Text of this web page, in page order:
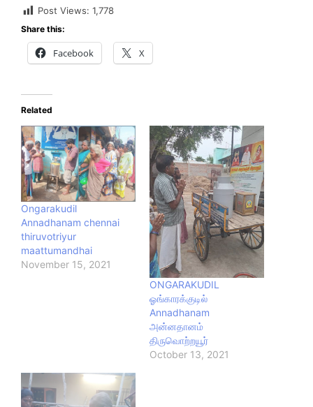
Post Views: 1,778
Share this:
Facebook X
Related
Ongarakudil
Annadhanam chennai
thiruvotriyur
maattumandhai
November 15, 2021
ONGARAKUDIL
ஓங்காரக்குடில்
Annadhanam
அன்னதானம்
திருவொற்றயூர்
October 13, 2021